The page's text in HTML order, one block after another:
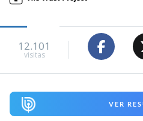
12.101
visitas
VER